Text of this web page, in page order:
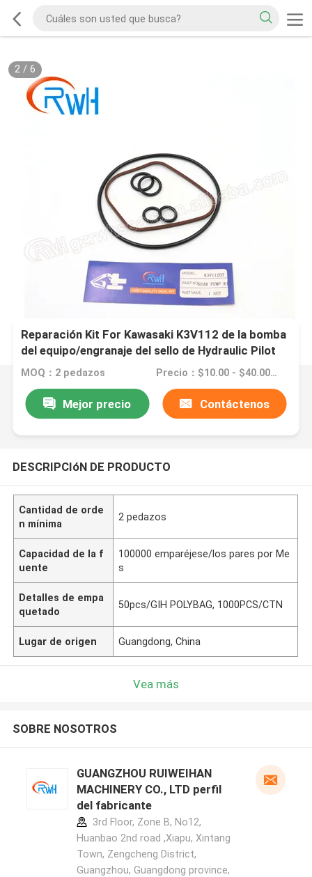
2/ 6
Reparación Kit For Kawasaki K3V112 de la bomba
del equipo/engranaje del sello de Hydraulic Pilot
Pump del excavador
MOQ：2 pedazos Precio：$10.00 - $40.00/Pieces
Mejor precio Contáctenos
DESCRIPCIóN DE PRODUCTO
Cantidad de orde
n mínima
2 pedazos
Capacidad de la f
uente
100000 emparéjese/los pares por Me
s
Detalles de empa
quetado
50pcs/GIH POLYBAG, 1000PCS/CTN
Lugar de origen Guangdong, China
Vea más
SOBRE NOSOTROS
GUANGZHOU RUIWEIHAN
MACHINERY CO., LTD perfil
del fabricante
3rd Floor, Zone B, No12,
Huanbao 2nd road ,Xiapu, Xintang
Town, Zengcheng District,
Guangzhou, Guangdong province,